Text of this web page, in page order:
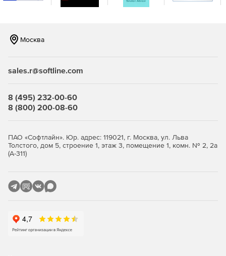
Защита архивных данных журнала от взлома с
хеширования FIPS 140-2.
статус и оповещения.
Москва
sales.r@softline.com
8 (495) 232-00-60
8 (800) 200-08-60
ПАО «Софтлайн». Юр. адрес: 119021, г. Москва, ул. Льва
Толстого, дом 5, строение 1, этаж 3, помещение 1, комн. № 2, 2а
(А-311)